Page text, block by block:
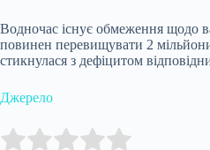
Водночас існує обмеження щодо
повинен перевищувати 2
стикнулася з дефіцитом
Джерело
Rate this item: